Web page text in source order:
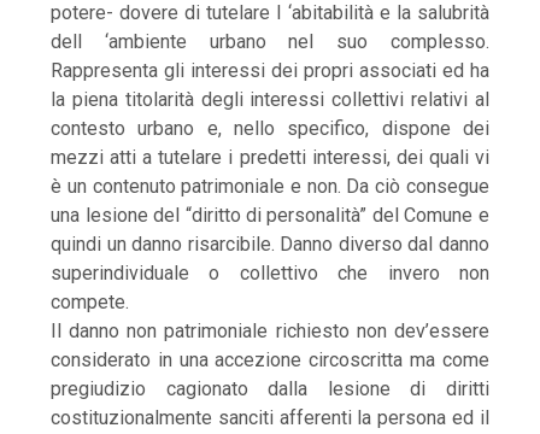
potere- dovere di tutelare l ‘abitabilità e la salubrità
dell ‘ambiente urbano nel suo complesso.
Rappresenta gli interessi dei propri associati ed ha
la piena titolarità degli interessi collettivi relativi al
contesto urbano e, nello specifico, dispone dei
mezzi atti a tutelare i predetti interessi, dei quali vi
è un contenuto patrimoniale e non. Da ciò consegue
una lesione del “diritto di personalità” del Comune e
quindi un danno risarcibile. Danno diverso dal danno
superindividuale o collettivo che invero non
compete.
Il danno non patrimoniale richiesto non dev’essere
considerato in una accezione circoscritta ma come
pregiudizio cagionato dalla lesione di diritti
costituzionalmente sanciti afferenti la persona ed il